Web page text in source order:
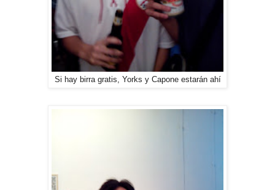
Si hay birra gratis, Yorks y Capone estarán ahí